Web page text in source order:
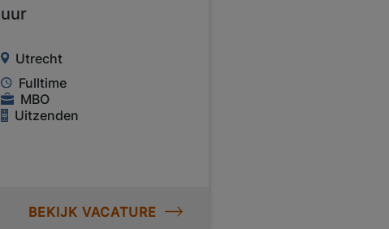
uur
Utrecht
Fulltime
MBO
Uitzenden
BEKIJK VACATURE